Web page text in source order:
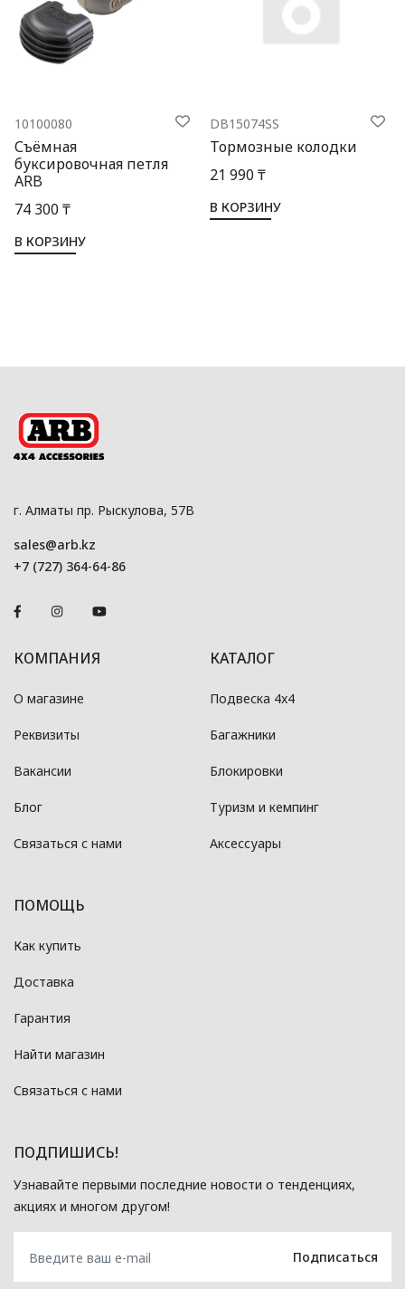
10100080
Съёмная
буксировочная петля
ARB
74 300 ₸
В КОРЗИНУ
DB15074SS
Тормозные колодки
21 990 ₸
В КОРЗИНУ
г. Алматы пр. Рыскулова, 57В
sales@arb.kz
+7 (727) 364-64-86
КОМПАНИЯ
О магазине
Реквизиты
Вакансии
Блог
Связаться с нами
КАТАЛОГ
Подвеска 4x4
Багажники
Блокировки
Туризм и кемпинг
Аксессуары
ПОМОЩЬ
Как купить
Доставка
Гарантия
Найти магазин
Связаться с нами
ПОДПИШИСЬ!
Узнавайте первыми последние новости о тенденциях,
акциях и многом другом!